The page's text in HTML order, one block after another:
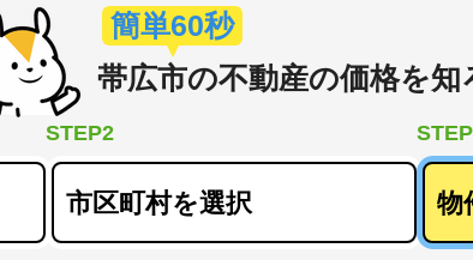
簡単60秒
帯広市の不動産の価格を知
STEP2